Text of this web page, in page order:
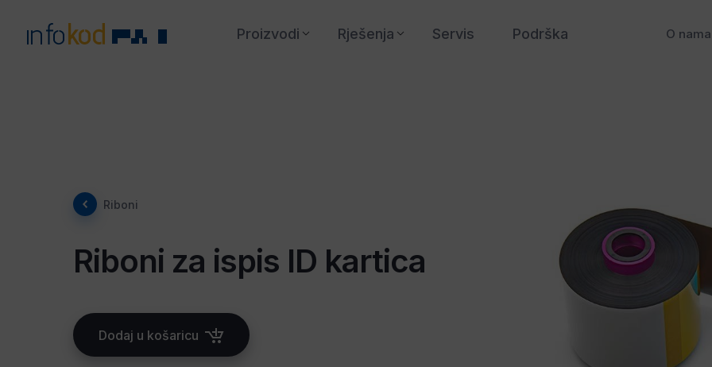
Proizvodi Rješenja Servis Podrška O nama
Riboni
Riboni za ispis ID kartica
Dodaj u košaricu